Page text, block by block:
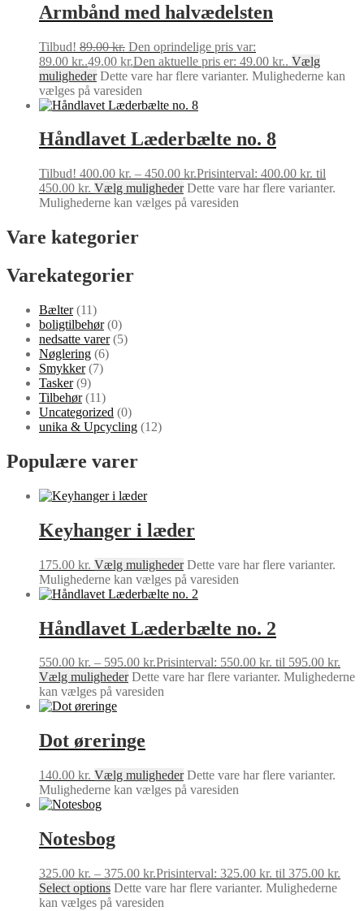
Armbånd med halvædelsten
Tilbud! 89.00kr. Den oprindelige pris var:
89.00 kr..49.00 kr.Den aktuelle pris er: 49.00 kr.. Vælg
muligheder Dette vare har flere varianter. Mulighederne kan
vælges på varesiden
Håndlavet Læderbælte no. 8
Tilbud! 400.00 kr. – 450.00 kr.Prisinterval: 400.00 kr. til
450.00 kr. Vælg muligheder Dette vare har flere varianter.
Mulighederne kan vælges på varesiden
Vare kategorier
Varekategorier
Bælter (11)
boligtilbehør (0)
nedsatte varer (5)
Nøglering (6)
Smykker (7)
Tasker (9)
Tilbehør (11)
Uncategorized (0)
unika & Upcycling (12)
Populære varer
Keyhanger i læder
175.00 kr. Vælg muligheder Dette vare har flere varianter.
Mulighederne kan vælges på varesiden
Håndlavet Læderbælte no. 2
550.00 kr. – 595.00 kr.Prisinterval: 550.00 kr. til 595.00 kr.
Vælg muligheder Dette vare har flere varianter. Mulighederne
kan vælges på varesiden
Dot øreringe
140.00 kr. Vælg muligheder Dette vare har flere varianter.
Mulighederne kan vælges på varesiden
Notesbog
325.00 kr. – 375.00 kr.Prisinterval: 325.00 kr. til 375.00 kr.
Select options Dette vare har flere varianter. Mulighederne
kan vælges på varesiden